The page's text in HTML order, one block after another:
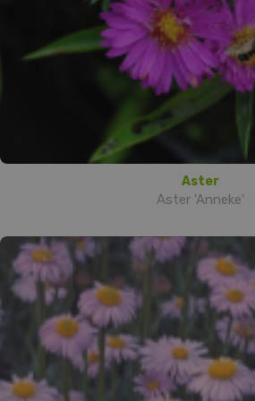
Aster
Aster 'Anneke'